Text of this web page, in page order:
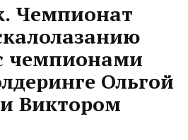
Чемпионат
чемпионами
Ольгой
Виктором